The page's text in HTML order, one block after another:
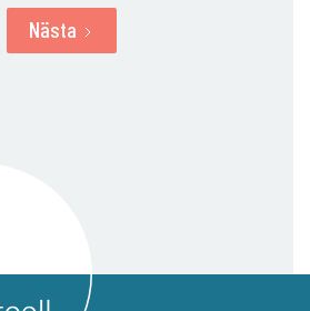
Nästa